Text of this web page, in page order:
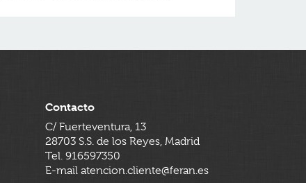
Contacto
C/ Fuerteventura, 13
28703 S.S. de los Reyes, Madrid
Tel. 916597350
E-mail atencion.cliente@feran.es